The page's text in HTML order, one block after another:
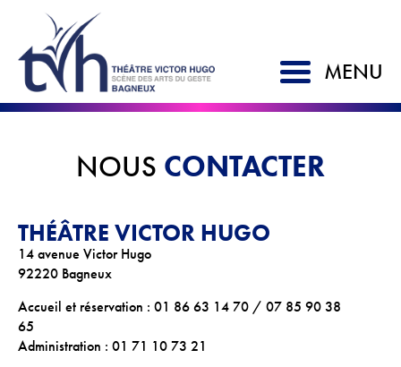
MENU
LE TVH
Historique
Soutien à la création
L'équipe
NOUS CONTACTER
THÉÂTRE VICTOR HUGO
14 avenue Victor Hugo
92220 Bagneux
Accueil et réservation : 01 86 63 14 70 / 07 85 90 38
65
Administration : 01 71 10 73 21